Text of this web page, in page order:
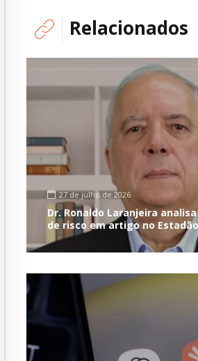
Relacionados
27 de julho de 2026
Dr. Ronaldo Laranjeira
de risco em artigo no Estadão